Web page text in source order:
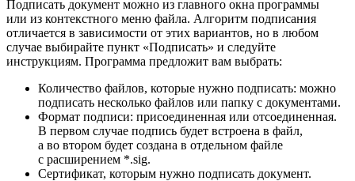
Подписать документ можно из главного окна программы
или из контекстного меню файла. Алгоритм подписания
отличается в зависимости от этих вариантов, но в любом
случае выбирайте пункт «Подписать» и следуйте
инструкциям. Программа предложит вам выбрать:
Количество файлов, которые нужно подписать: можно
подписать несколько файлов или папку с документами.
Формат подписи: присоединенная или отсоединенная.
В первом случае подпись будет встроена в файл,
а во втором будет создана в отдельном файле
с расширением *.sig.
Сертификат, которым нужно подписать документ.